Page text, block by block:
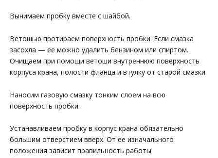
Вынимаем пробку вместе с шайбой.
Ветошью протираем поверхность пробки. Если смазка
засохла — ее можно удалить бензином или спиртом.
Очищаем при помощи ветоши внутреннюю поверхность
корпуса крана, полости фланца и втулку от старой смазки.
Наносим газовую смазку тонким слоем на всю
поверхность пробки.
Устанавливаем пробку в корпус крана обязательно
большим отверстием вверх. От ее изначального
положения зависит правильность работы